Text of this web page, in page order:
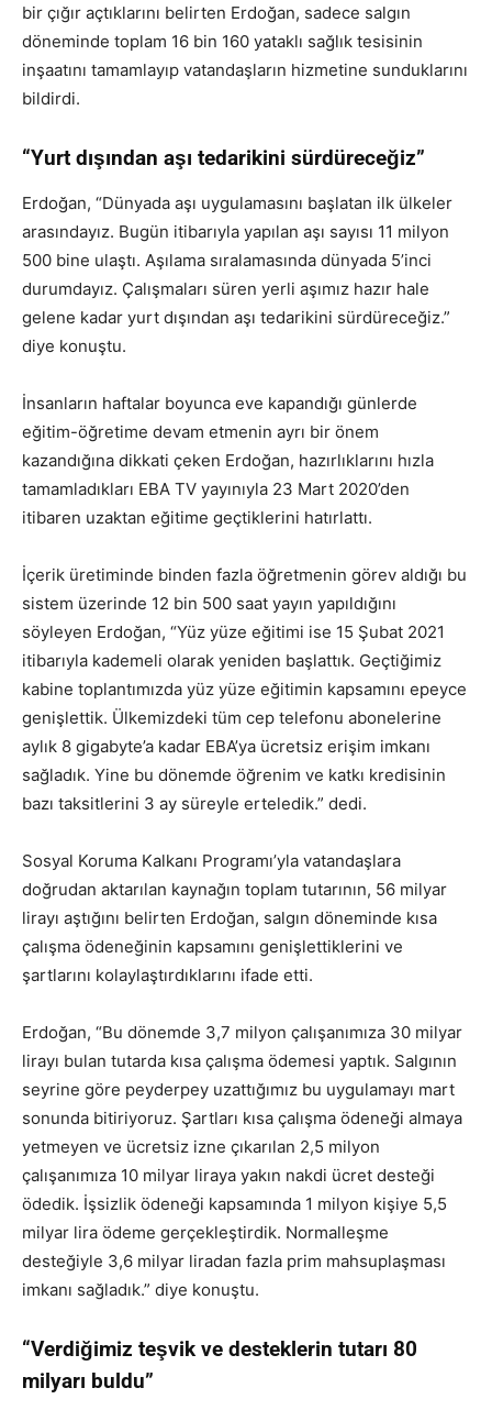
bir çığır açtıklarını belirten Erdoğan, sadece salgın
döneminde toplam 16 bin 160 yataklı sağlık tesisinin
inşaatını tamamlayıp vatandaşların hizmetine sunduklarını
bildirdi.
“Yurt dışından aşı tedarikini sürdüreceğiz”
Erdoğan, “Dünyada aşı uygulamasını başlatan ilk ülkeler
arasındayız. Bugün itibarıyla yapılan aşı sayısı 11 milyon
500 bine ulaştı. Aşılama sıralamasında dünyada 5’inci
durumdayız. Çalışmaları süren yerli aşımız hazır hale
gelene kadar yurt dışından aşı tedarikini sürdüreceğiz.”
diye konuştu.
İnsanların haftalar boyunca eve kapandığı günlerde
eğitim-öğretime devam etmenin ayrı bir önem
kazandığına dikkati çeken Erdoğan, hazırlıklarını hızla
tamamladıkları EBA TV yayınıyla 23 Mart 2020’den
itibaren uzaktan eğitime geçtiklerini hatırlattı.
İçerik üretiminde binden fazla öğretmenin görev aldığı bu
sistem üzerinde 12 bin 500 saat yayın yapıldığını
söyleyen Erdoğan, “Yüz yüze eğitimi ise 15 Şubat 2021
itibarıyla kademeli olarak yeniden başlattık. Geçtiğimiz
kabine toplantımızda yüz yüze eğitimin kapsamını epeyce
genişlettik. Ülkemizdeki tüm cep telefonu abonelerine
aylık 8 gigabyte’a kadar EBA’ya ücretsiz erişim imkanı
sağladık. Yine bu dönemde öğrenim ve katkı kredisinin
bazı taksitlerini 3 ay süreyle erteledik.” dedi.
Sosyal Koruma Kalkanı Programı’yla vatandaşlara
doğrudan aktarılan kaynağın toplam tutarının, 56 milyar
lirayı aştığını belirten Erdoğan, salgın döneminde kısa
çalışma ödeneğinin kapsamını genişlettiklerini ve
şartlarını kolaylaştırdıklarını ifade etti.
Erdoğan, “Bu dönemde 3,7 milyon çalışanımıza 30 milyar
lirayı bulan tutarda kısa çalışma ödemesi yaptık. Salgının
seyrine göre peyderpey uzattığımız bu uygulamayı mart
sonunda bitiriyoruz. Şartları kısa çalışma ödeneği almaya
yetmeyen ve ücretsiz izne çıkarılan 2,5 milyon
çalışanımıza 10 milyar liraya yakın nakdi ücret desteği
ödedik. İşsizlik ödeneği kapsamında 1 milyon kişiye 5,5
milyar lira ödeme gerçekleştirdik. Normalleşme
desteğiyle 3,6 milyar liradan fazla prim mahsuplaşması
imkanı sağladık.” diye konuştu.
“Verdiğimiz teşvik ve desteklerin tutarı 80
milyarı buldu”